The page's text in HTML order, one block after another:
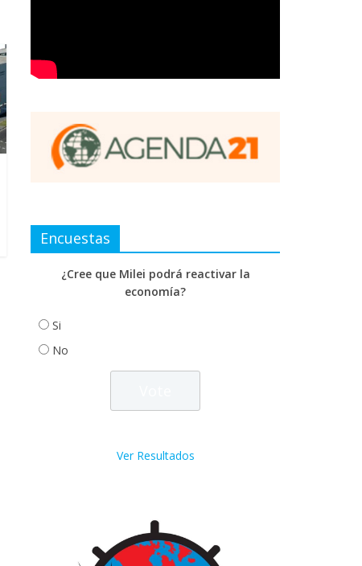
Encuestas
¿Cree que Milei podrá reactivar la
economía?
Si
No
Ver Resultados